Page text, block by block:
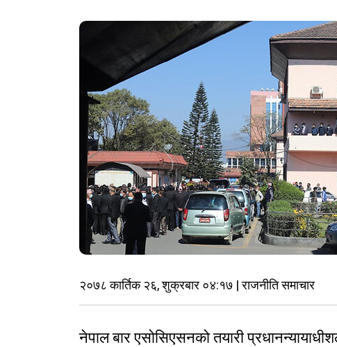
२०७८ कार्तिक २६, शुक्रबार ०४:१७ | राजनीति समाचार
नेपाल बार एसोसिएसनको तयारी